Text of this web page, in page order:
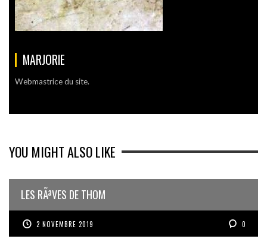
MARJORIE
Webmastrice du site.
YOU MIGHT ALSO LIKE
LES RÃªVES DE THOM
2 NOVEMBRE 2019 0